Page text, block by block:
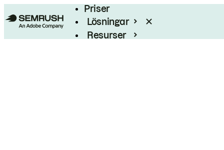
Priser
Lösningar
Resurser